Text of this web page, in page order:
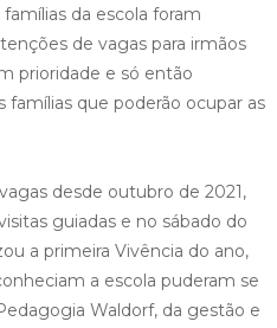
da escola foram
de vagas para irmãos
prioridade e só então
famílias que poderão ocupar as
desde outubro de 2021,
guiadas e no sábado do
a primeira Vivência do ano,
a escola puderam se
Waldorf, da gestão e